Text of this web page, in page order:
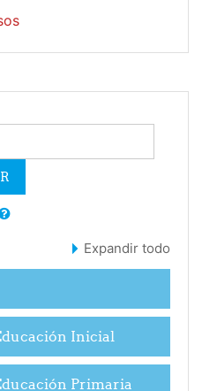
Expandir todo
Inicial
Primaria